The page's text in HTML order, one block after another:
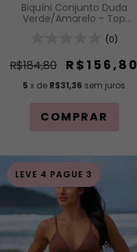
Biquíni Conjunto Duda
Verde/Amarelo - Top
Removível e Calcinha com
(0)
R$184,80 R$156,80
5 x de R$31,36 sem juros
COMPRAR
LEVE 4 PAGUE 3